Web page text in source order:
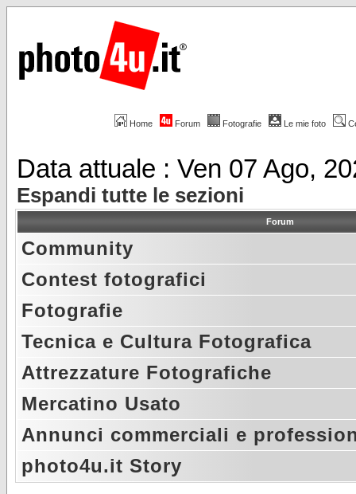
Home Forum Fotografie Le mie foto
Data attuale : Ven 07 Ago,
Espandi tutte le sezioni
Forum
Community
Contest fotografici
Fotografie
Tecnica e Cultura Fotografica
Attrezzature Fotografiche
Mercatino Usato
Annunci commerciali e
photo4u.it Story